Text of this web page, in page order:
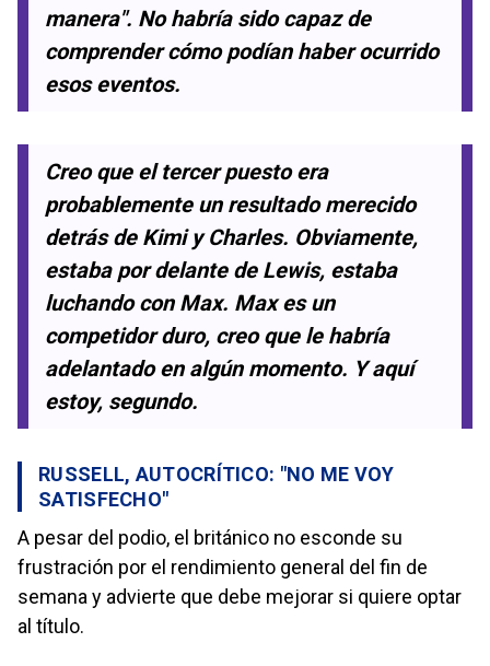
manera". No habría sido capaz de
comprender cómo podían haber ocurrido
esos eventos.
Creo que el tercer puesto era
probablemente un resultado merecido
detrás de Kimi y Charles. Obviamente,
estaba por delante de Lewis, estaba
luchando con Max. Max es un
competidor duro, creo que le habría
adelantado en algún momento. Y aquí
estoy, segundo.
RUSSELL, AUTOCRÍTICO: "NO ME VOY
SATISFECHO"
A pesar del podio, el británico no esconde su
frustración por el rendimiento general del fin de
semana y advierte que debe mejorar si quiere optar
al título.